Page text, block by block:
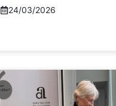
24/03/2026